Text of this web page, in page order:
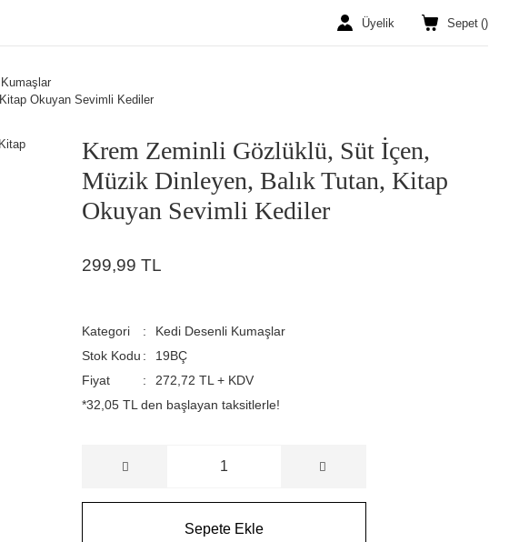
Üyelik Sepet ()
Okuyan Sevimli Kediler
Krem Zeminli Gözlüklü, Süt İçen,
Müzik Dinleyen, Balık Tutan, Kitap
Okuyan Sevimli Kediler
299,99 TL
Kategori
Kedi Desenli Kumaşlar
Stok Kodu
19BÇ
Fiyat
272,72 TL + KDV
*32,05 TL den başlayan taksitlerle!
Sepete Ekle